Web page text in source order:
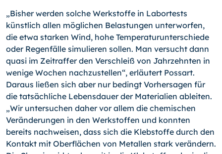
„Bisher werden solche Werkstoffe in Labortests
künstlich allen möglichen Belastungen unterworfen,
die etwa starken Wind, hohe Temperaturunterschiede
oder Regenfälle simulieren sollen. Man versucht dann
quasi im Zeitraffer den Verschleiß von Jahrzehn­ten in
wenige Wochen nachzustellen“, erläutert Possart.
Daraus ließen sich aber nur bedingt Vorhersagen für
die tatsächliche Lebensdauer der Materialien ableiten.
„Wir untersuchen daher vor allem die chemischen
Veränderungen in den Werkstoffen und konnten
bereits nachweisen, dass sich die Klebstoffe durch den
Kontakt mit Oberflä­chen von Metallen stark verändern.